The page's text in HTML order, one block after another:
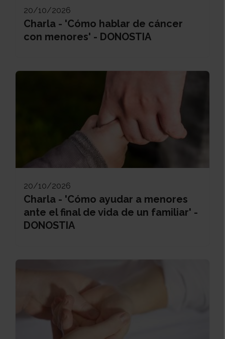
20/10/2026
Charla - 'Cómo hablar de cáncer
con menores' - DONOSTIA
20/10/2026
Charla - 'Cómo ayudar a menores
ante el final de vida de un familiar' -
DONOSTIA